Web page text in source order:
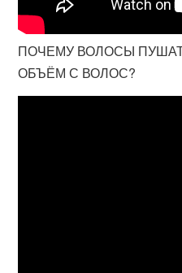
ПОЧЕМУ ВОЛОСЫ
ОБЪЁМ С ВОЛОС?